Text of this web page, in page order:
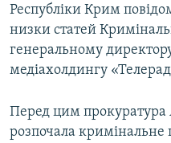
Республіки Крим
низки статей
генеральному
медіахолдингу
Перед цим
розпочала